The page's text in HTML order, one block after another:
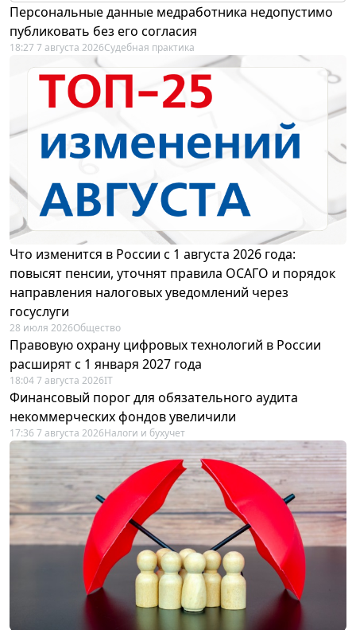
Персональные данные медработника недопустимо
публиковать без его согласия
18:27 7 августа 2026Судебная практика
Что изменится в России с 1 августа 2026 года:
повысят пенсии, уточнят правила ОСАГО и порядок
направления налоговых уведомлений через
госуслуги
28 июля 2026Общество
Правовую охрану цифровых технологий в России
расширят с 1 января 2027 года
18:04 7 августа 2026IT
Финансовый порог для обязательного аудита
некоммерческих фондов увеличили
17:36 7 августа 2026Налоги и бухучет